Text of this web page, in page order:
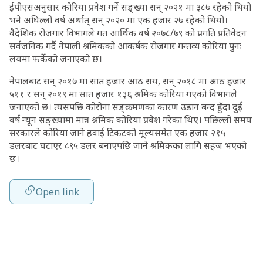
ईपीएसअनुसार कोरिया प्रवेश गर्ने सङ्ख्या सन् २०२१ मा ३८७ रहेको थियो
भने अघिल्लो वर्ष अर्थात् सन् २०२० मा एक हजार २७ रहेको थियो।
वैदेशिक रोजगार विभागले गत आर्थिक वर्ष २०७८/७९ को प्रगति प्रतिवेदन
सर्वजनिक गर्दै नेपाली श्रमिकको आकर्षक रोजगार गन्तव्य कोरिया पुनः
लयमा फर्केको जनाएको छ।
नेपालबाट सन् २०१७ मा सात हजार आठ सय, सन् २०१८ मा आठ हजार
५११ र सन् २०१९ मा सात हजार १३६ श्रमिक कोरिया गएको विभागले
जनाएको छ। त्यसपछि कोरोना सङ्क्रमणका कारण उडान बन्द हुँदा दुई
वर्ष न्यून सङ्ख्यामा मात्र श्रमिक कोरिया प्रवेश गरेका थिए। पछिल्लो समय
सरकारले कोरिया जाने हवाई टिकटको मूल्यसमेत एक हजार २१५
डलरबाट घटाएर ८९५ डलर बनाएपछि जाने श्रमिकका लागि सहज भएको
छ।
Open link